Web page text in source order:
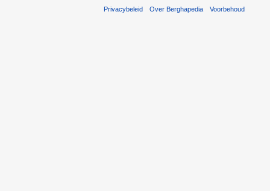
Privacybeleid Over Berghapedia Voorbehoud